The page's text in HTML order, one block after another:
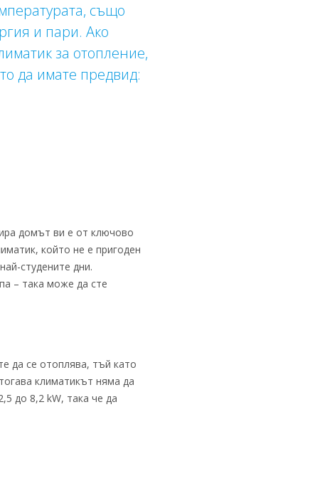
също
и пари. Ако
за отопление,
да имате предвид:
домът ви е от ключово
който не е пригоден
студените дни.
– така може да сте
да се отоплява, тъй като
климатикът няма да
до 8,2 kW, така че да